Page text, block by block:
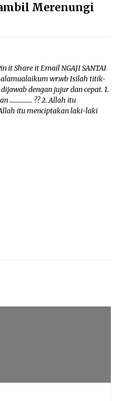
Merenungi
it Share it Email NGAJI SANTAI
wr.wb Isilah titik-
dengan jujur dan cepat. 1.
…………… ?? 2. Allah itu
itu menciptakan laki-laki